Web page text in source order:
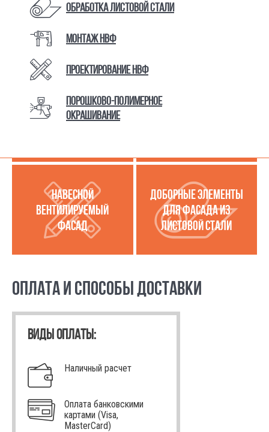
Обработка листовой стали
Монтаж НВФ
Проектирование НВФ
Порошково-полимерное
окрашивание
КАТАЛОГ ТОВАРОВ И УСЛУГ
УСЛУГИ ПО РАБОТЕ С
ЛИСТОВОЙ СТАЛЬЮ
МЕТАЛЛОКАССЕТЫ
НАВЕСНОЙ
ВЕНТИЛИРУЕМЫЙ
ФАСАД
ДОБОРНЫЕ ЭЛЕМЕНТЫ
ДЛЯ ФАСАДА ИЗ
ЛИСТОВОЙ СТАЛИ
ОПЛАТА И СПОСОБЫ ДОСТАВКИ
ВИДЫ ОПЛАТЫ:
Наличный расчет
Оплата банковскими
картами (Visa,
MasterCard)